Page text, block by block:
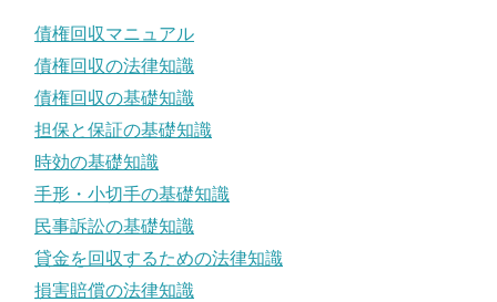
債権回収マニュアル
債権回収の法律知識
債権回収の基礎知識
担保と保証の基礎知識
時効の基礎知識
手形・小切手の基礎知識
民事訴訟の基礎知識
貸金を回収するための法律知識
損害賠償の法律知識